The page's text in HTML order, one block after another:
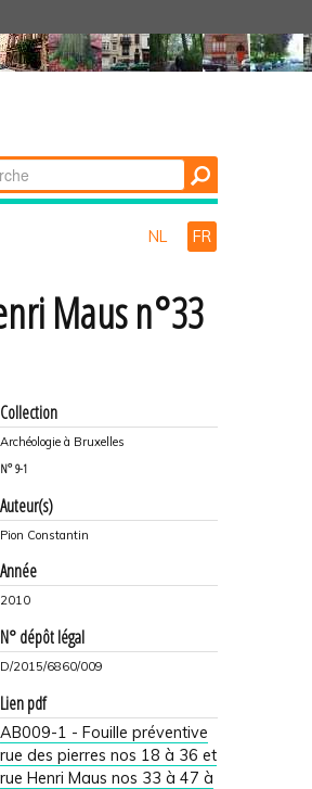
par
NL FR
Maus n°33
Collection
Archéologie à Bruxelles
N° 9-1
Auteur(s)
Pion Constantin
Année
2010
N° dépôt légal
D/2015/6860/009
Lien pdf
AB009-1 - Fouille préventive
rue des pierres nos 18 à 36 et
rue Henri Maus nos 33 à 47 à